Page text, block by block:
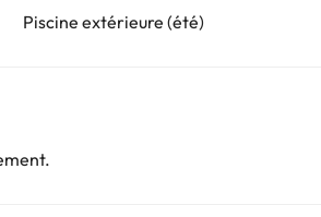
Piscine extérieure (été)